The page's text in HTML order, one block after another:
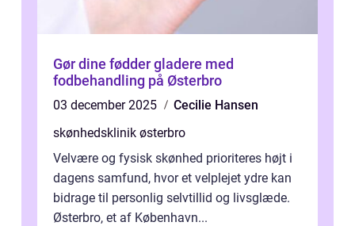
Gør dine fødder gladere med
fodbehandling på Østerbro
03 december 2025
Cecilie Hansen
skønhedsklinik østerbro
Velvære og fysisk skønhed prioriteres højt i
dagens samfund, hvor et velplejet ydre kan
bidrage til personlig selvtillid og livsglæde.
Østerbro, et af København...